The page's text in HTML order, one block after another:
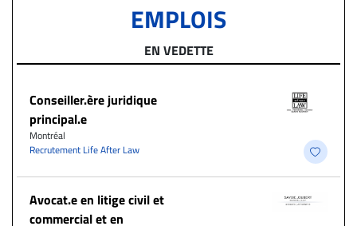
EMPLOIS
EN VEDETTE
Conseiller.ère juridique
principal.e
Montréal
Recrutement Life After Law
Avocat.e en litige civil et
commercial et en